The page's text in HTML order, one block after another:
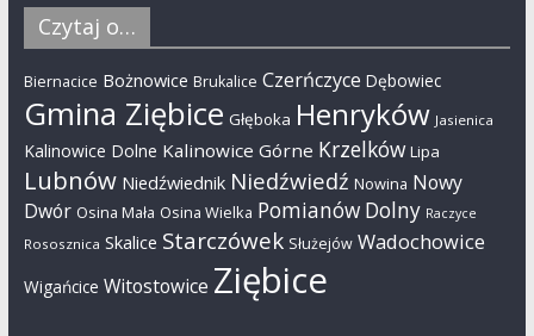
Czytaj o…
Biernacice Bożnowice Brukalice Czerńczyce Dębowiec
Gmina Ziębice Głęboka Henryków Jasienica
Kalinowice Dolne Kalinowice Górne Krzelków Lipa
Lubnów Niedźwiednik Niedźwiedź Nowina Nowy
Dwór Osina Mała Osina Wielka Pomianów Dolny Raczyce
Rososznica Skalice Starczówek Służejów Wadochowice
Wigańcice Witostowice Ziębice